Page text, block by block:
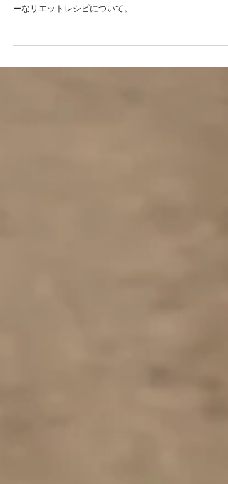
缶レシピ
ーなリエットレシピについて。